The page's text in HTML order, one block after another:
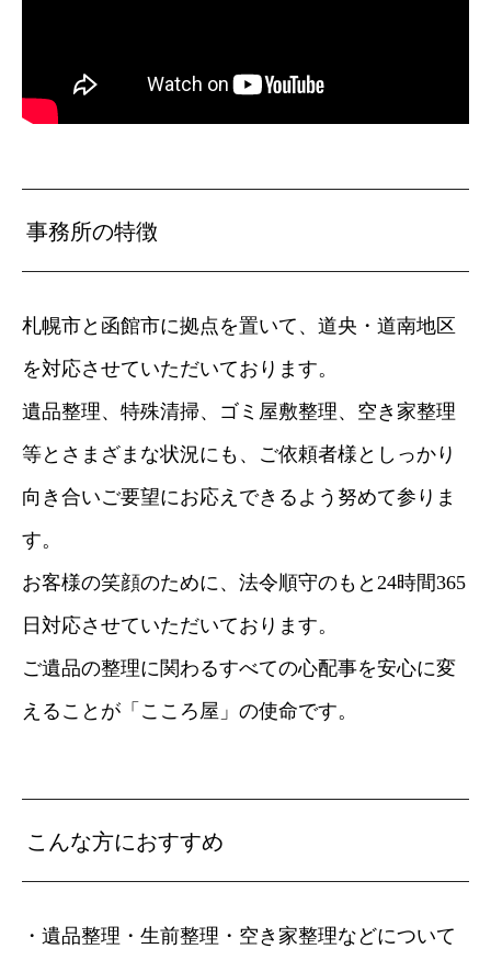
事務所の特徴
札幌市と函館市に拠点を置いて、道央・道南地区
を対応させていただいております。
遺品整理、特殊清掃、ゴミ屋敷整理、空き家整理
等とさまざまな状況にも、ご依頼者様としっかり
向き合いご要望にお応えできるよう努めて参りま
す。
お客様の笑顔のために、法令順守のもと24時間365
日対応させていただいております。
ご遺品の整理に関わるすべての心配事を安心に変
えることが「こころ屋」の使命です。
こんな方におすすめ
・遺品整理・生前整理・空き家整理などについて